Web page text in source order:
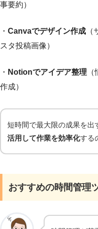
事要約）
・ Canvaでデザイン作成
スタ投稿画像）
・ Notionでアイデア整理
作成）
短時間で最大限の成果を出
活用して作業を効率化する
おすすめの時間管理